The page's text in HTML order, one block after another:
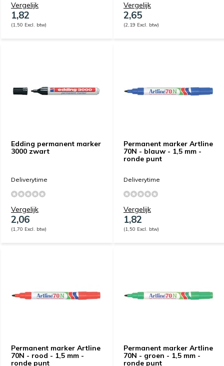
Vergelijk
1,82
(1,50 Excl. btw)
Vergelijk
2,65
(2,19 Excl. btw)
Edding permanent marker
3000 zwart
Deliverytime
Vergelijk
2,06
(1,70 Excl. btw)
Permanent marker Artline
70N - blauw - 1,5 mm -
ronde punt
Deliverytime
Vergelijk
1,82
(1,50 Excl. btw)
Permanent marker Artline
70N - rood - 1,5 mm -
ronde punt
Permanent marker Artline
70N - groen - 1,5 mm -
ronde punt